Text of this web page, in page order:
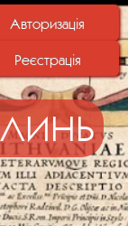
Авторизація
Реєстрація